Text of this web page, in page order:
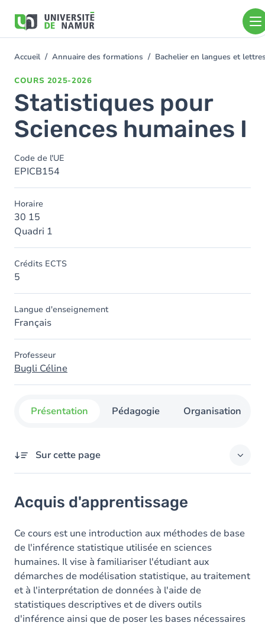
contenu
You
Accueil Annuaire des formations Bachelier en langues et
COURS 2025-2026
Statistiques pour
Sciences humaines I
Code de l'UE
EPICB154
Horaire
30 15
Quadri 1
Crédits ECTS
5
Langue d'enseignement
Français
Professeur
Bugli Céline
Présentation Pédagogie Organisation
Sur cette page
Objectifs
Contenu
Exercices
Acquis d'apprentissage
Ce cours est une introduction aux méthodes de base
de l'inférence statistique utilisée en sciences
humaines. Il vise à familiariser l'étudiant aux
démarches de modélisation statistique, au traitement
et à l'interprétation de données à l'aide de
statistiques descriptives et de divers outils
d'inférence ainsi que de poser les bases nécessaires